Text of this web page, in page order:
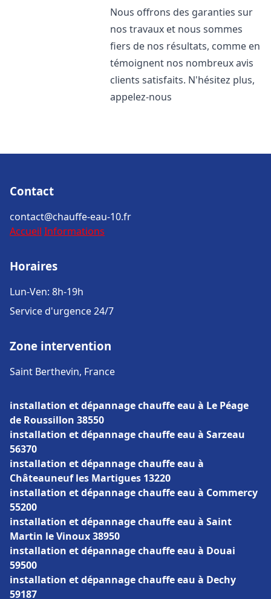
Nous offrons des garanties sur
nos travaux et nous sommes
fiers de nos résultats, comme en
témoignent nos nombreux avis
clients satisfaits. N'hésitez plus,
appelez-nous
Contact
contact@chauffe-eau-10.fr
Accueil Informations
Horaires
Lun-Ven: 8h-19h
Service d'urgence 24/7
Zone intervention
Saint Berthevin, France
installation et dépannage chauffe eau à Le Péage
de Roussillon 38550
installation et dépannage chauffe eau à Sarzeau
56370
installation et dépannage chauffe eau à
Châteauneuf les Martigues 13220
installation et dépannage chauffe eau à Commercy
55200
installation et dépannage chauffe eau à Saint
Martin le Vinoux 38950
installation et dépannage chauffe eau à Douai
59500
installation et dépannage chauffe eau à Dechy
59187